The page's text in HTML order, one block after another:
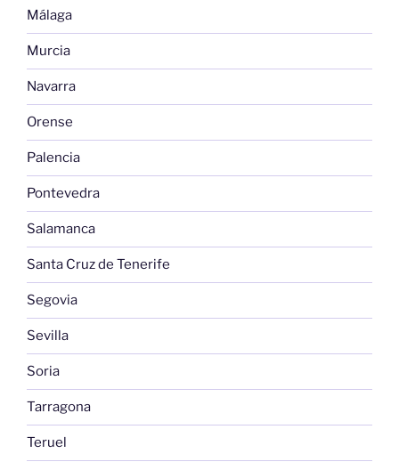
Málaga
Murcia
Navarra
Orense
Palencia
Pontevedra
Salamanca
Santa Cruz de Tenerife
Segovia
Sevilla
Soria
Tarragona
Teruel